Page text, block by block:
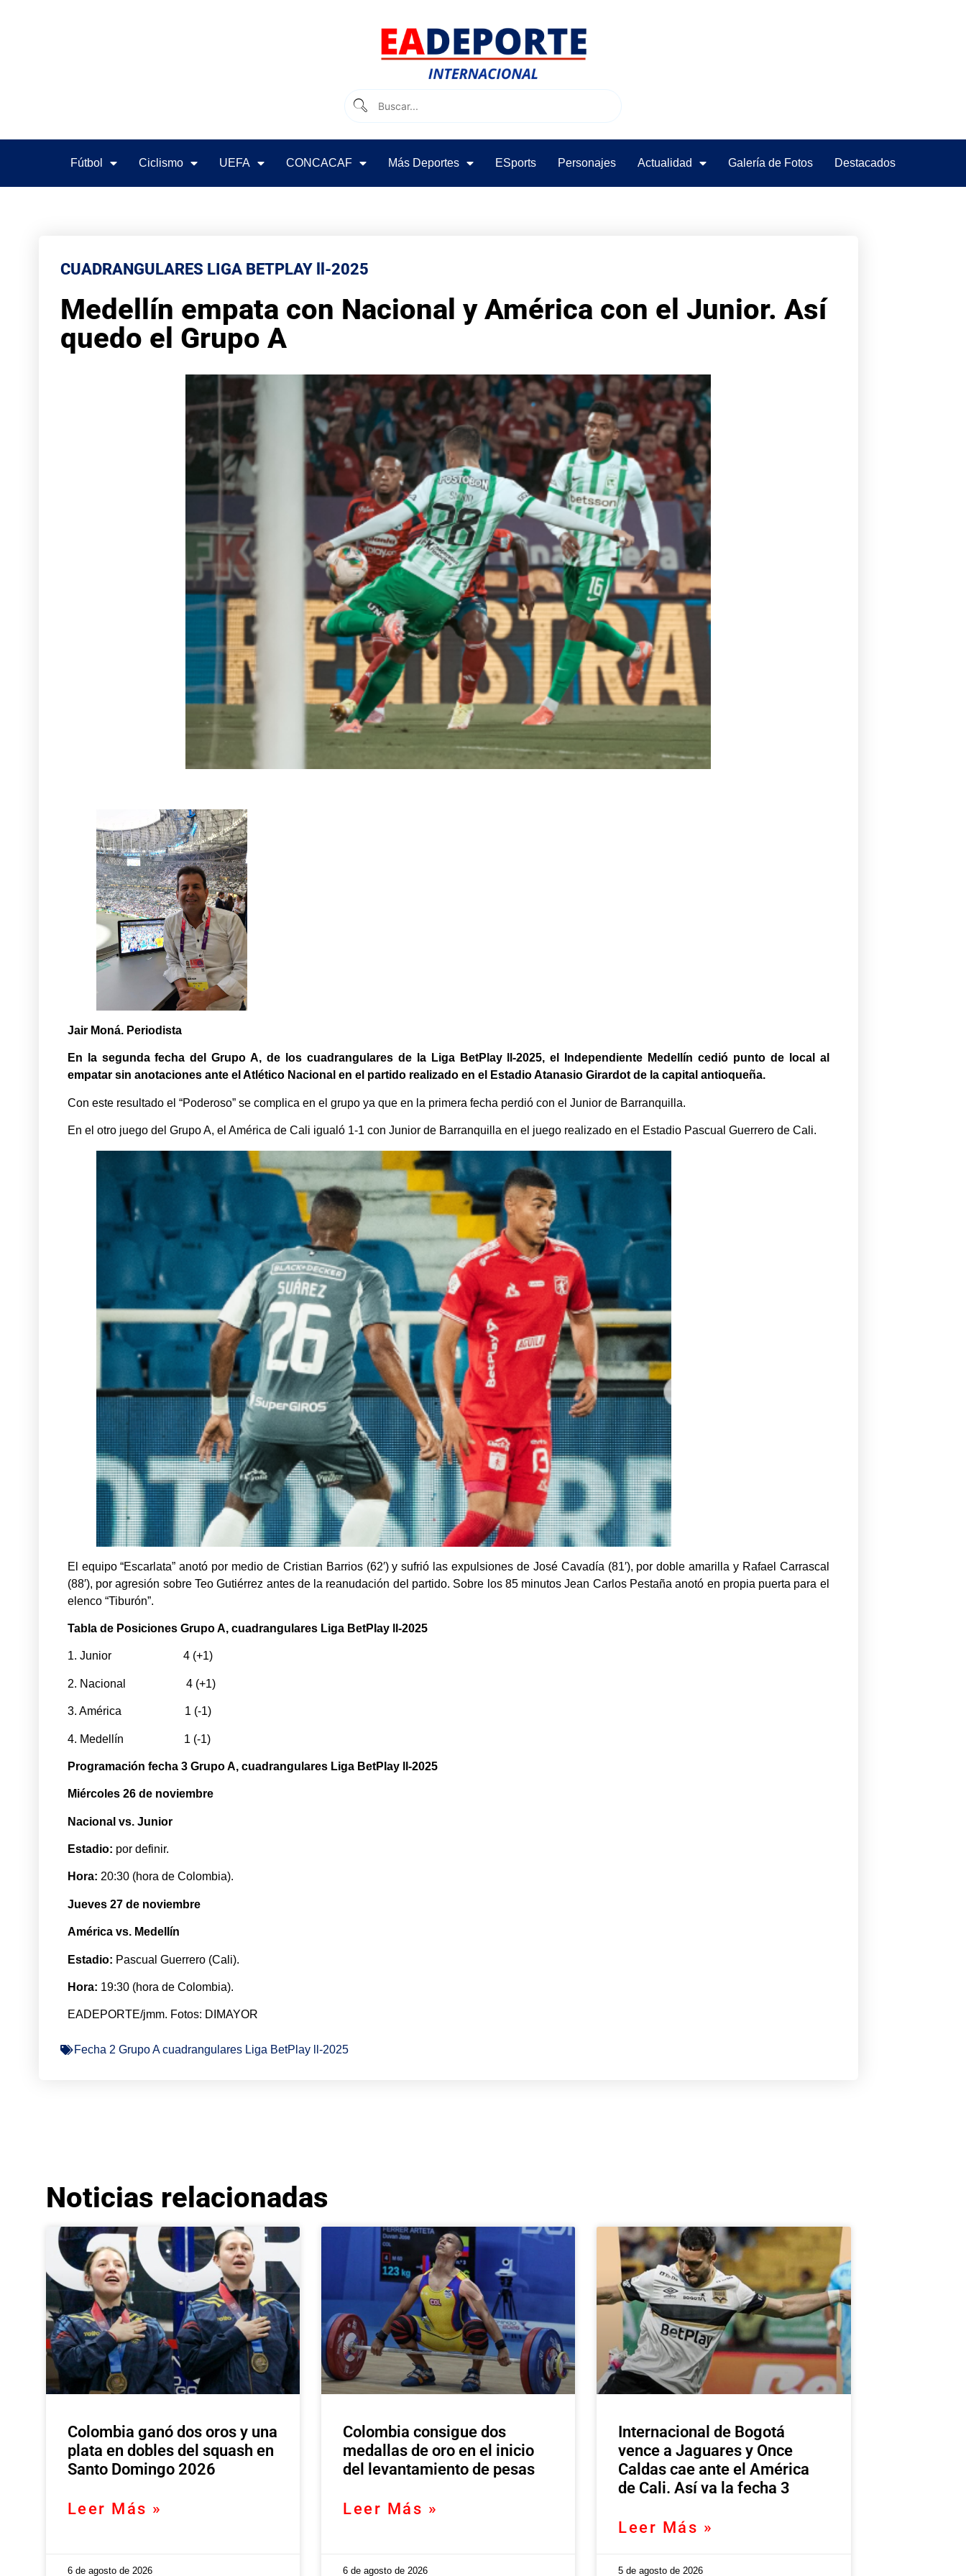
Fútbol Ciclismo UEFA CONCACAF Más Deportes ESports Personajes Actualidad Galería de Fotos Destacados
CUADRANGULARES LIGA BETPLAY ll-2025
Medellín empata con Nacional y América con el Junior. Así
quedo el Grupo A
Jair Moná. Periodista
En la segunda fecha del Grupo A, de los cuadrangulares de la Liga BetPlay ll-2025, el Independiente Medellín cedió punto de local al
empatar sin anotaciones ante el Atlético Nacional en el partido realizado en el Estadio Atanasio Girardot de la capital antioqueña.
Con este resultado el “Poderoso” se complica en el grupo ya que en la primera fecha perdió con el Junior de Barranquilla.
En el otro juego del Grupo A, el América de Cali igualó 1-1 con Junior de Barranquilla en el juego realizado en el Estadio Pascual Guerrero de Cali.
El equipo “Escarlata” anotó por medio de Cristian Barrios (62′) y sufrió las expulsiones de José Cavadía (81′), por doble amarilla y Rafael Carrascal
(88′), por agresión sobre Teo Gutiérrez antes de la reanudación del partido. Sobre los 85 minutos Jean Carlos Pestaña anotó en propia puerta para el
elenco “Tiburón”.
Tabla de Posiciones Grupo A, cuadrangulares Liga BetPlay ll-2025
1. Junior 4 (+1)
2. Nacional 4 (+1)
3. América 1 (-1)
4. Medellín 1 (-1)
Programación fecha 3 Grupo A, cuadrangulares Liga BetPlay ll-2025
Miércoles 26 de noviembre
Nacional vs. Junior
Estadio: por definir.
Hora: 20:30 (hora de Colombia).
Jueves 27 de noviembre
América vs. Medellín
Estadio: Pascual Guerrero (Cali).
Hora: 19:30 (hora de Colombia).
EADEPORTE/jmm. Fotos: DIMAYOR
Fecha 2 Grupo A cuadrangulares Liga BetPlay ll-2025
Noticias relacionadas
Colombia ganó dos oros y una
plata en dobles del squash en
Santo Domingo 2026
Leer Más »
6 de agosto de 2026
Colombia consigue dos
medallas de oro en el inicio
del levantamiento de pesas
Leer Más »
6 de agosto de 2026
Internacional de Bogotá
vence a Jaguares y Once
Caldas cae ante el América
de Cali. Así va la fecha 3
Leer Más »
5 de agosto de 2026